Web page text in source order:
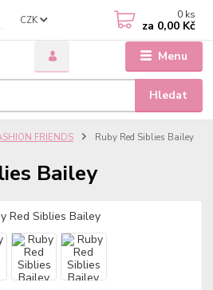
Menu
CZK
Hledat
0 ks
za 0,00 Kč
FRIENDS Ruby Red Siblies Bailey
Bailey